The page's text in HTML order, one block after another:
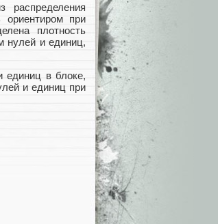
распределения
при
плотность
нулей и единиц,
единиц в блоке,
и единиц при